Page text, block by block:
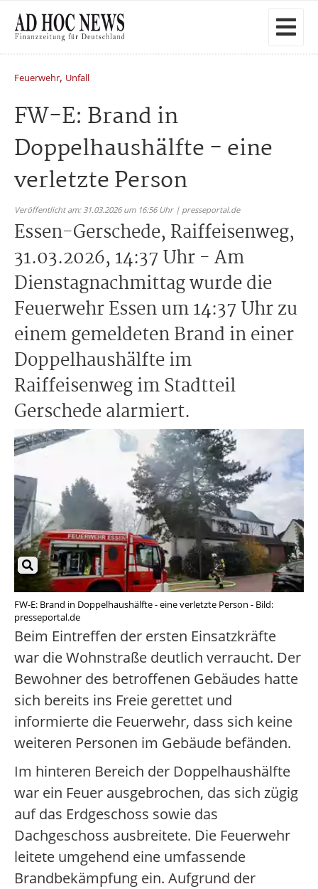
Feuerwehr, Unfall
FW-E: Brand in
Doppelhaushälfte - eine
verletzte Person
Veröffentlicht am: 31.03.2026 um 16:56 Uhr | presseportal.de
Essen-Gerschede, Raiffeisenweg,
31.03.2026, 14:37 Uhr - Am
Dienstagnachmittag wurde die
Feuerwehr Essen um 14:37 Uhr zu
einem gemeldeten Brand in einer
Doppelhaushälfte im
Raiffeisenweg im Stadtteil
Gerschede alarmiert.
FW-E: Brand in Doppelhaushälfte - eine verletzte Person - Bild:
presseportal.de
Beim Eintreffen der ersten Einsatzkräfte
war die Wohnstraße deutlich verraucht. Der
Bewohner des betroffenen Gebäudes hatte
sich bereits ins Freie gerettet und
informierte die Feuerwehr, dass sich keine
weiteren Personen im Gebäude befänden.
Im hinteren Bereich der Doppelhaushälfte
war ein Feuer ausgebrochen, das sich zügig
auf das Erdgeschoss sowie das
Dachgeschoss ausbreitete. Die Feuerwehr
leitete umgehend eine umfassende
Brandbekämpfung ein. Aufgrund der